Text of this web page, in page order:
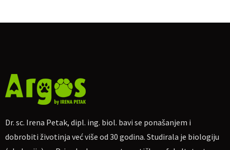
Dr. sc. Irena Petak, dipl. ing. biol. bavi se ponašanjem i
dobrobiti životinja već više od 30 godina. Studirala je biologiju